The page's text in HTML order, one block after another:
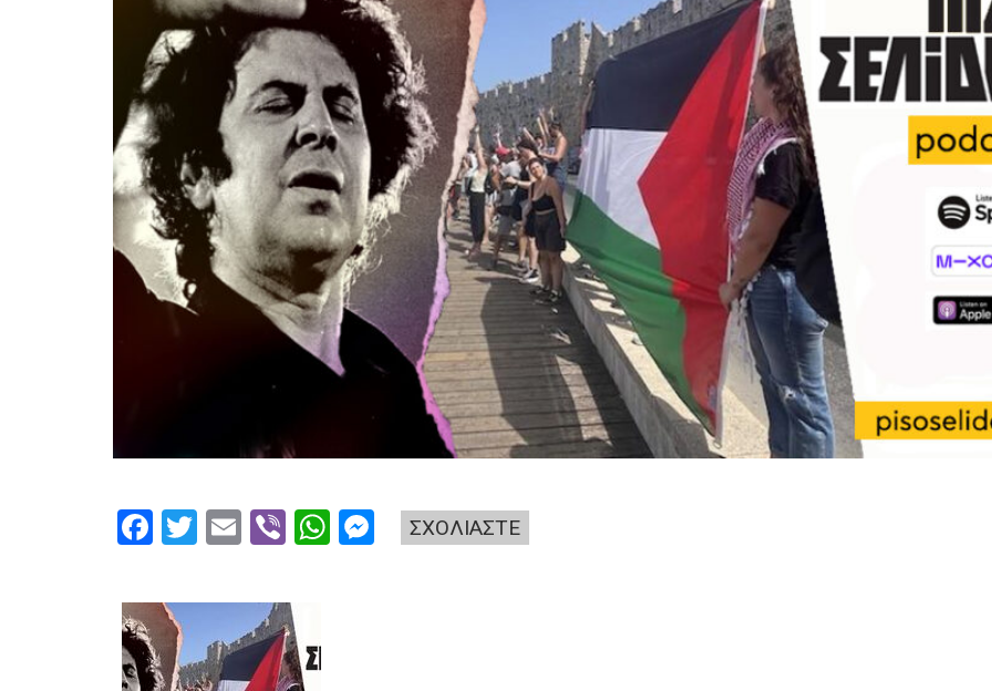
ΣΧΟΛΙΑΣΤΕ
F
ce
b
o
T
tt
er
E
ail
Vi
er
W